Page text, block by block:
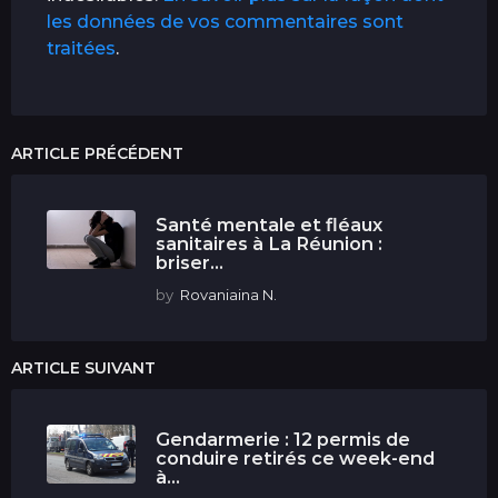
les données de vos commentaires sont
traitées.
ARTICLE PRÉCÉDENT
Santé mentale et fléaux
sanitaires à La Réunion :
briser...
by Rovaniaina N.
ARTICLE SUIVANT
Gendarmerie : 12 permis de
conduire retirés ce week-end
à...